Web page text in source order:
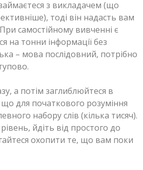
з викладачем (що
тоді він надасть вам
самостійному вивченні є
на тонни інформації без
– мова послідовний, потрібно
а потім заглиблюйтеся в
для початкового розуміння
набору слів (кілька тисяч).
йдіть від простого до
охопити те, що вам поки